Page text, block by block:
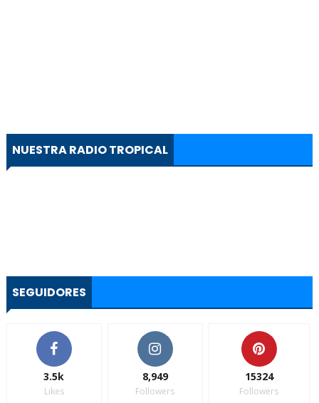
NUESTRA RADIO TROPICAL
SEGUIDORES
3.5k
Likes
8,949
Followers
15324
Followers